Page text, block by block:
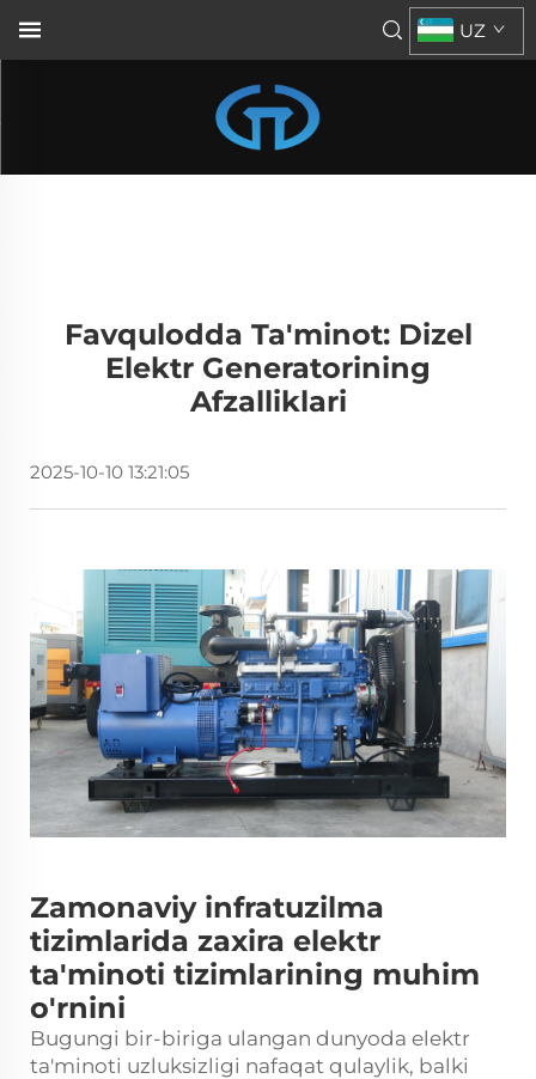
UZ
Favqulodda Ta'minot: Dizel
Elektr Generatorining
Afzalliklari
2025-10-10 13:21:05
Zamonaviy infratuzilma
tizimlarida zaxira elektr
ta'minoti tizimlarining muhim
o'rnini
Bugungi bir-biriga ulangan dunyoda elektr
ta'minoti uzluksizligi nafaqat qulaylik, balki